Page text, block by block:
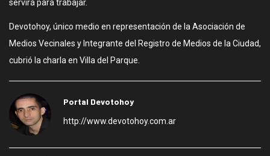
servirá para trabajar.
Devotohoy, único medio en representación de la Asociación de
Medios Vecinales y Integrante del Registro de Medios de la Ciudad,
cubrió la charla en Villa del Parque.
Portal Devotohoy
http://www.devotohoy.com.ar